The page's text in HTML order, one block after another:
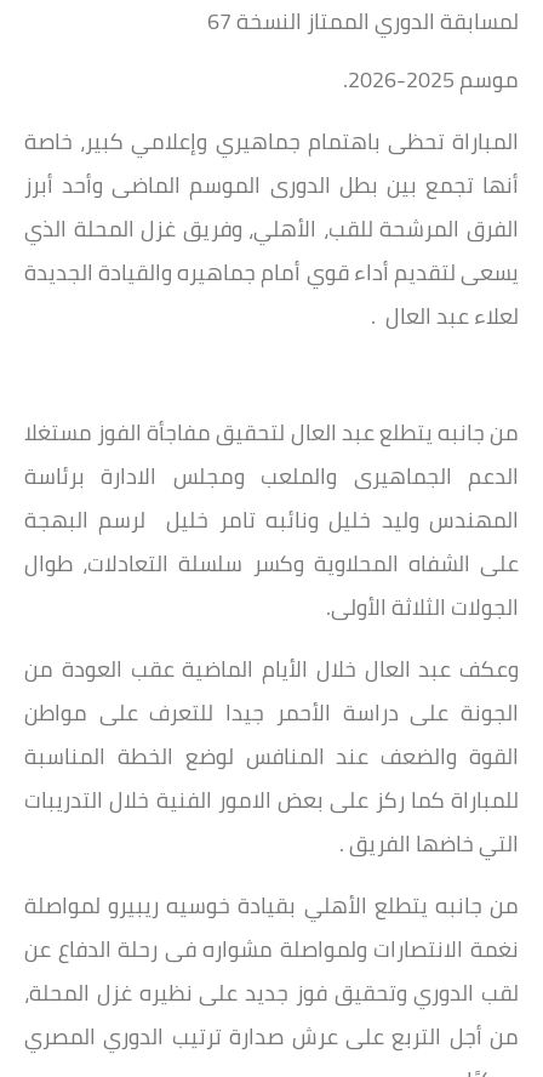
لمسابقة الدوري الممتاز النسخة 67
موسم 2025-2026.
المباراة تحظى باهتمام جماهيري وإعلامي كبير، خاصة
أنها تجمع بين بطل الدورى الموسم الماضى وأحد أبرز
الفرق المرشحة للقب، الأهلي، وفريق غزل المحلة الذي
يسعى لتقديم أداء قوي أمام جماهيره والقيادة الجديدة
لعلاء عبد العال .
من جانبه يتطلع عبد العال لتحقيق مفاجأة الفوز مستغلا
الدعم الجماهيرى والملعب ومجلس الادارة برئاسة
المهندس وليد خليل ونائبه تامر خليل لرسم البهجة
على الشفاه المحلاوية وكسر سلسلة التعادلات، طوال
الجولات الثلاثة الأولى.
وعكف عبد العال خلال الأيام الماضية عقب العودة من
الجونة على دراسة الأحمر جيدا للتعرف على مواطن
القوة والضعف عند المنافس لوضع الخطة المناسبة
للمباراة كما ركز على بعض الامور الفنية خلال التدريبات
التي خاضها الفريق .
من جانبه يتطلع الأهلي بقيادة خوسيه ريبيرو لمواصلة
نغمة الانتصارات ولمواصلة مشواره فى رحلة الدفاع عن
لقب الدوري وتحقيق فوز جديد على نظيره غزل المحلة،
من أجل التربع على عرش صدارة ترتيب الدوري المصري